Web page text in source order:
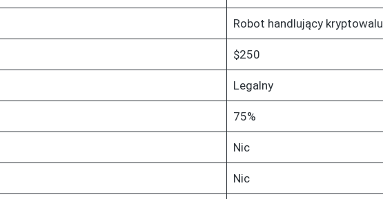
Robot handlujący
$250
Legalny
75%
Nic
Nic